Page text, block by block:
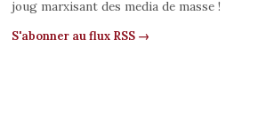
joug marxisant des media de masse !
S'abonner au flux RSS →